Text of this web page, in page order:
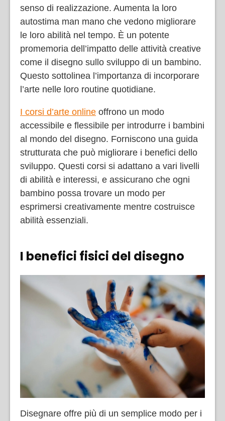
senso di realizzazione. Aumenta la loro
autostima man mano che vedono migliorare
le loro abilità nel tempo. È un potente
promemoria dell’impatto delle attività creative
come il disegno sullo sviluppo di un bambino.
Questo sottolinea l’importanza di incorporare
l’arte nelle loro routine quotidiane.
I corsi d’arte online offrono un modo
accessibile e flessibile per introdurre i bambini
al mondo del disegno. Forniscono una guida
strutturata che può migliorare i benefici dello
sviluppo. Questi corsi si adattano a vari livelli
di abilità e interessi, e assicurano che ogni
bambino possa trovare un modo per
esprimersi creativamente mentre costruisce
abilità essenziali.
I benefici fisici del disegno
Disegnare offre più di un semplice modo per i